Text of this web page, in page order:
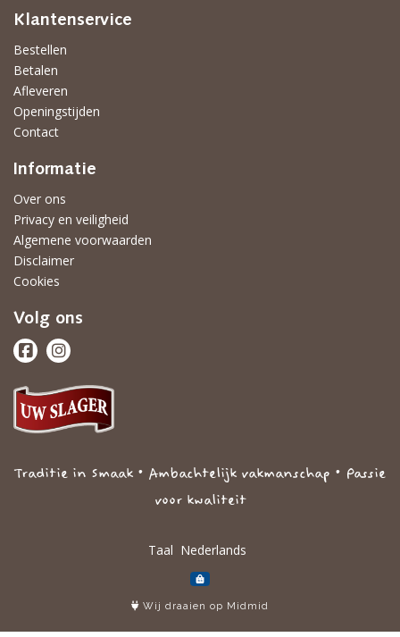
Klantenservice
Bestellen
Betalen
Afleveren
Openingstijden
Contact
Informatie
Over ons
Privacy en veiligheid
Algemene voorwaarden
Disclaimer
Cookies
Volg ons
Traditie in Smaak • Ambachtelijk vakmanschap • Passie
voor kwaliteit
Taal
Wij draaien op Midmid